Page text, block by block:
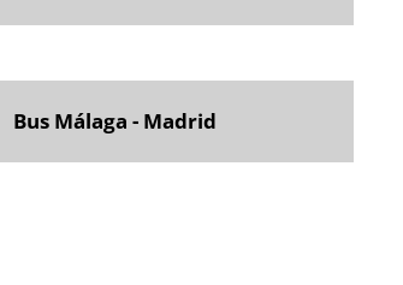
Bus Málaga - Madrid